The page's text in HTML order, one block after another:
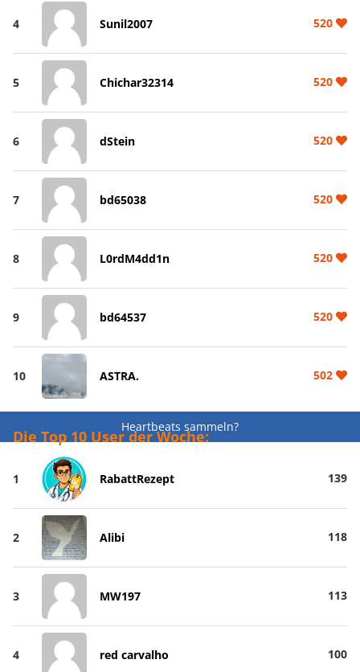
4 Sunil2007 520
5 Chichar32314 520
6 dStein 520
7 bd65038 520
8 L0rdM4dd1n 520
9 bd64537 520
10 ASTRA. 502
Heartbeats sammeln?
Die Top 10 User der Woche:
1 RabattRezept 139
2 Alibi 118
3 MW197 113
4 red carvalho 100